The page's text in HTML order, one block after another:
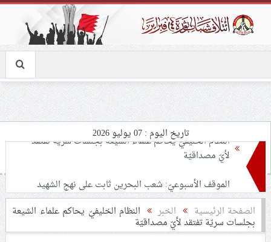
تاريخ اليوم : 07 يوليو 2026
الموقف الأسبوعيّ: شعب البحرين ثابت على نهج الشهيد
الإمام الخامنئيّ «قدّه».. ونحذّر الطاغية حمد من نهاية
مخزية بسبب حربه على الشيعة وعلمائهم
مراسم تشييع السيّد القائد الخامنئيّ تتواصل.. والمشاركون
بالملايين
الصفحة الرئيسية الخبر النظام الخليفيّ يحاكم علماء الشيعة
بجلسات سريّة تفتقد لأيّ مصداقيّة